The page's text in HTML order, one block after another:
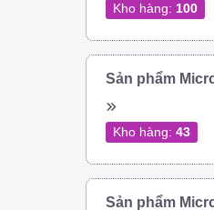
Kho hàng: 100
Sản phẩm
Kho hàng: 43
Sản phẩm